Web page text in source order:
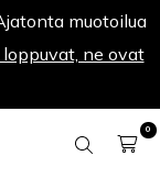
muotoilua
ne ovat
0